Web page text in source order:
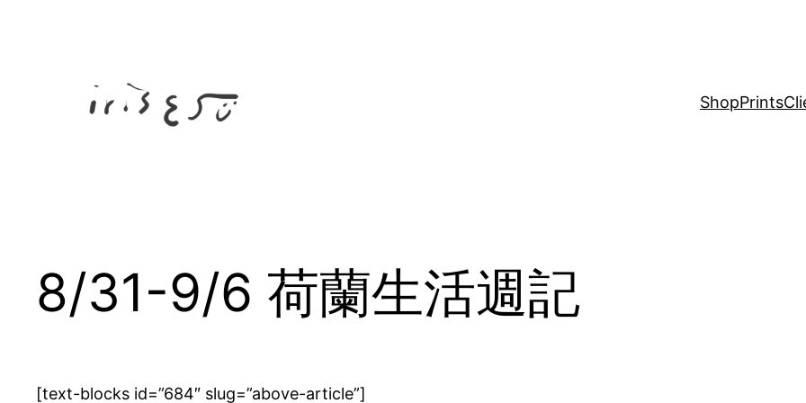
ShopPrints
8/31-9/6 荷蘭生活週記
[text-blocks id=”684″ slug=”above-article”]